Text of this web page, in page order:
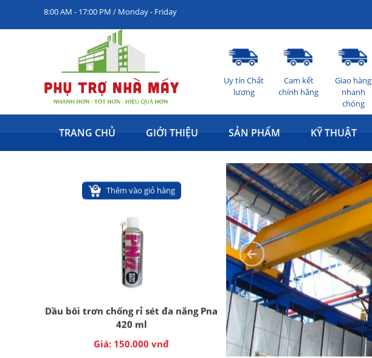
8:00 AM - 17:00 PM / Monday - Friday
Uy tín Chất
lượng
Cam kết
chính hãng
Giao hàng
nhanh
chóng
TRANG CHỦ GIỚI THIỆU SẢN PHẨM KỸ THUẬT
Giá: Liên hệ
Thêm vào giỏ hàng
Dầu bôi trơn chống rỉ sét đa năng Pna
420 ml
Giá: 150.000 vnđ
Thêm vào giỏ hàng